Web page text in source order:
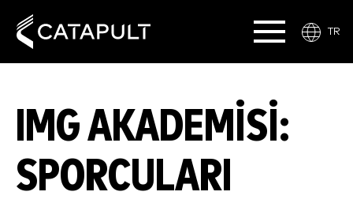
TR
IMG AKADEMISI:
SPORCULARI